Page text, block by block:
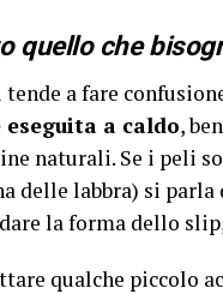
quello che
tende a fare
eseguita a caldo,
naturali. Se i peli
delle labbra) si parla
la forma dello
qualche piccolo